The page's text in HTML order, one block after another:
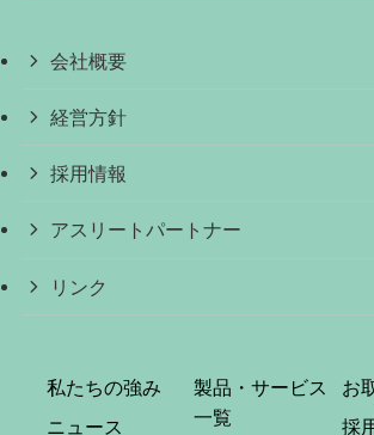
会社概要
経営方針
採用情報
アスリートパートナー
リンク
私たちの強み
ニュース
製品・サービス
一覧
お
採